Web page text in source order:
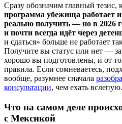
Сразу обозначим главный
программа убежища работает
реально получить — но в 2026
и почти всегда идёт через
и сдаться» больше не работает
Получите вы статус или нет —
хорошо вы подготовлены, и от
правила. Если сомневаетесь,
вообще, разумнее сначала
консультации, чем ехать вслепую.
Что на самом деле
с Мексикой